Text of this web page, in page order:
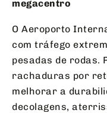
megacentro
O Aeroporto
com tráfego
pesadas de
rachaduras por
melhorar a
decolagens,